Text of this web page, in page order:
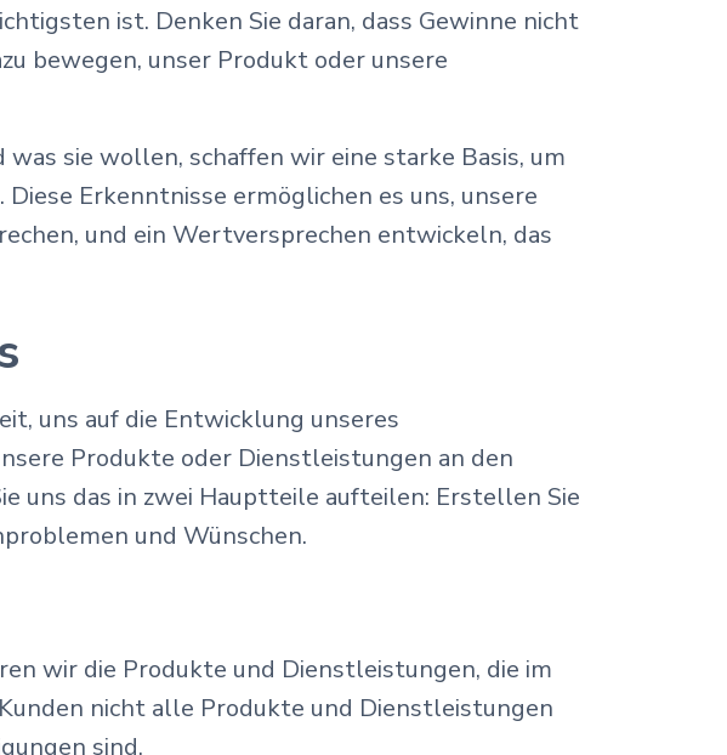
ist. Denken Sie daran, dass Gewinne nicht
bewegen, unser Produkt oder unsere
sie wollen, schaffen wir eine starke Basis, um
Erkenntnisse ermöglichen es uns, unsere
und ein Wertversprechen entwickeln, das
uns auf die Entwicklung unseres
Produkte oder Dienstleistungen an den
uns das in zwei Hauptteile aufteilen: Erstellen Sie
und Wünschen.
wir die Produkte und Dienstleistungen, die im
nicht alle Produkte und Dienstleistungen
sind.